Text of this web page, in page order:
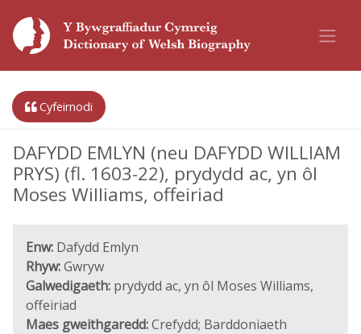
Cyfeirnodi
DAFYDD EMLYN (neu DAFYDD WILLIAM
PRYS) (fl. 1603-22), prydydd ac, yn ôl
Moses Williams, offeiriad
Enw: Dafydd Emlyn
Rhyw:Gwryw
Galwedigaeth: prydydd ac, yn ôl Moses Williams,
offeiriad
Maes gweithgaredd:Crefydd; Barddoniaeth